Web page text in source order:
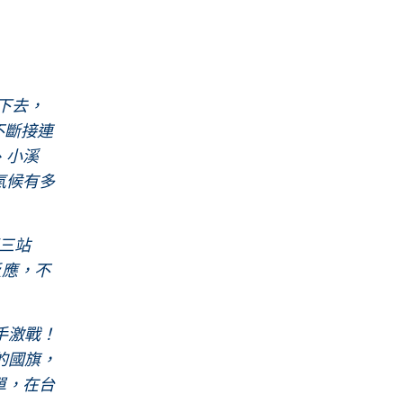
去，
斷接連
小溪
候有多
站
，不
激戰！
國旗，
，在台